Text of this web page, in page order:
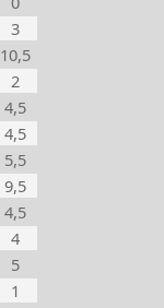
3
10,5
2
4,5
4,5
5,5
9,5
4,5
4
5
1